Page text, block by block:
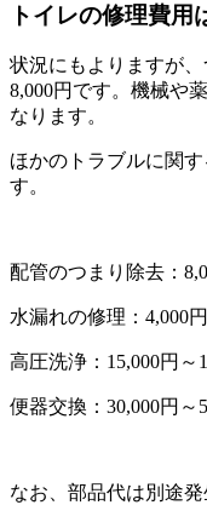
トイレの修理費用
状況にもよりますが
8,000円です。機械や
なります。
ほかのトラブルに関
す。
配管のつまり除去：
水漏れの修理：4,000
高圧洗浄：15,000円～
便器交換：30,000円～
なお、部品代は別途発